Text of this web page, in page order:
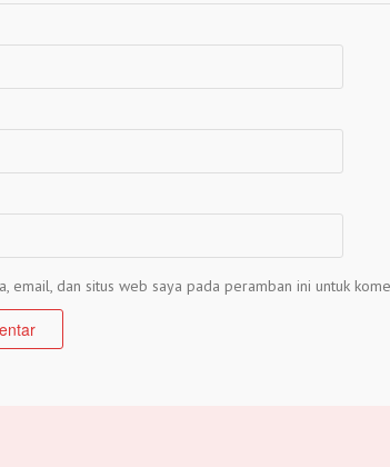
email, dan situs web saya pada peramban ini untuk